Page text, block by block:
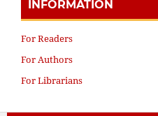
INFORMATION
For Readers
For Authors
For Librarians